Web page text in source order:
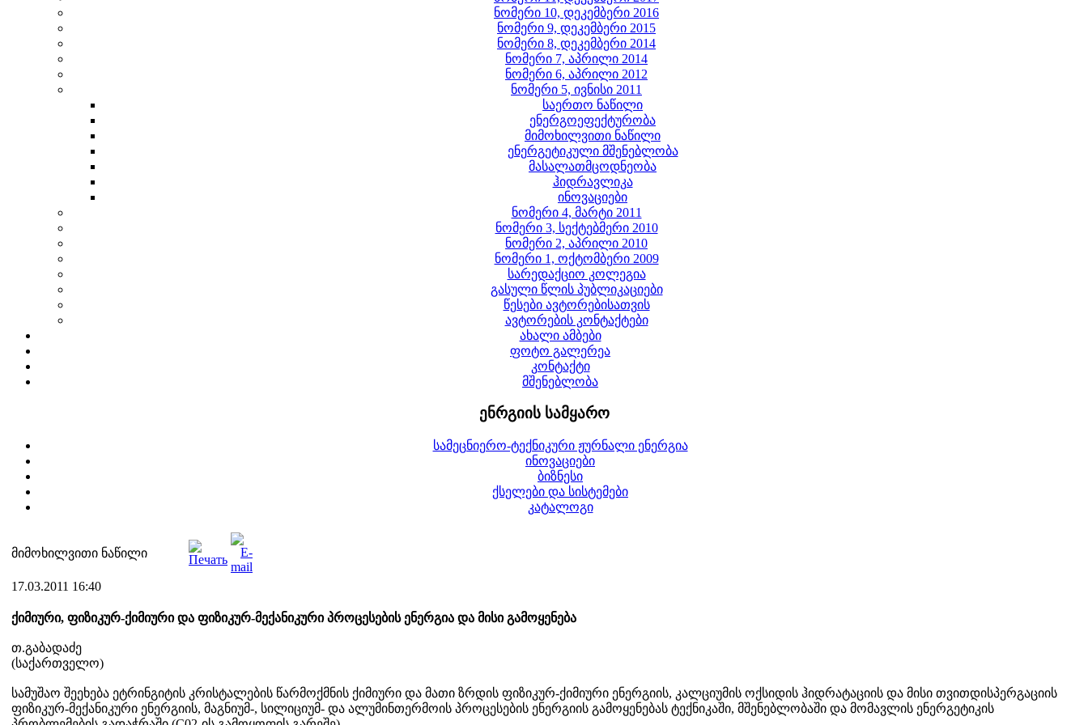
ნომერი 10, დეკემბერი 2016
ნომერი 9, დეკემბერი 2015
ნომერი 8, დეკემბერი 2014
ნომერი 7, აპრილი 2014
ნომერი 6, აპრილი 2012
ნომერი 5, ივნისი 2011
საერთო ნაწილი
ენერგოეფექტურობა
მიმოხილვითი ნაწილი
ენერგეტიკული მშენებლობა
მასალათმცოდნეობა
ჰიდრავლიკა
ინოვაციები
ნომერი 4, მარტი 2011
ნომერი 3, სექტებმერი 2010
ნომერი 2, აპრილი 2010
ნომერი 1, ოქტომბერი 2009
სარედაქციო კოლეგია
გასული წლის პუბლიკაციები
წესები ავტორებისათვის
ავტორების კონტაქტები
ახალი ამბები
ფოტო გალერეა
კონტაქტი
მშენებლობა
ენრგიის სამყარო
სამეცნიერო-ტექნიკური ჟურნალი ენერგია
ინოვაციები
ბიზნესი
ქსელები და სისტემები
კატალოგი
მიმოხილვითი ნაწილი
17.03.2011 16:40
ქიმიური, ფიზიკურ-ქიმიური და ფიზიკურ-მექანიკური პროცესების ენერგია და მისი გამოყენება
თ.გაბადაძე
(საქართველო)
სამუშაო შეეხება ეტრინგიტის კრისტალების წარმოქმნის ქიმიური და მათი ზრდის ფიზიკურ-ქიმიური ენერგიის, კალციუმის ოქსიდის ჰიდრატაციის და მისი თვითდისპერგაციის
ფიზიკურ-მექანიკური ენერგიის, მაგნიუმ-, სილიციუმ- და ალუმინთერმოის პროცესების ენერგიის გამოყენებას ტექნიკაში, მშენებლობაში და მომავლის ენერგეტიკის